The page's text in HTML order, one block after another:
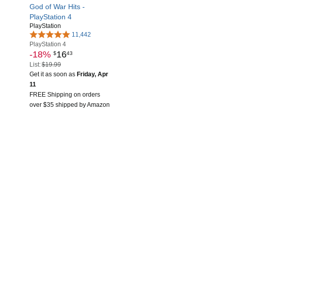
God of War Hits -
PlayStation 4
PlayStation
11,442
PlayStation 4
-18% $1643
List:$19.99
Get it as soon as Friday, Apr
11
FREE Shipping on orders
over $35 shipped by Amazon